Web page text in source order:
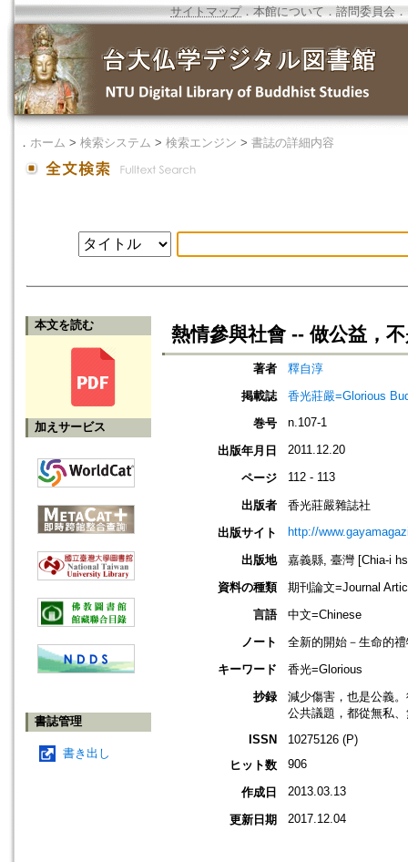
サイトマップ．本館について ． 諮問委員会 ．
． ホーム > 検索システム > 検索エンジン > 書誌の詳細内容
本文を読む
加えサービス
書誌管理
書き出し
熱情參與社會 -- 做公益，
著者
釋自淳
掲載誌
香光莊嚴=Glorious
巻号
n.107-1
出版年月日 2011.12.20
ページ 112 - 113
出版者
香光莊嚴雜誌社
出版サイト
http://
出版地
嘉義縣, 臺灣 [Chia-i
資料の種類
期刊論文=Journal
言語
中文=Chinese
ノート
全新的開始－生命的
キーワード
香光=Glorious
抄録
減少傷害，也是公義
公共議題，都從無私
ISSN
10275126 (P)
ヒット数
906
作成日 2013.03.13
更新日期 2017.12.04